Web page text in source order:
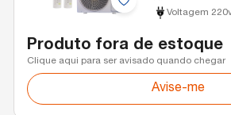
Voltagem
Produto fora de estoque
Clique aqui para ser avisado quando chegar
Avise-me